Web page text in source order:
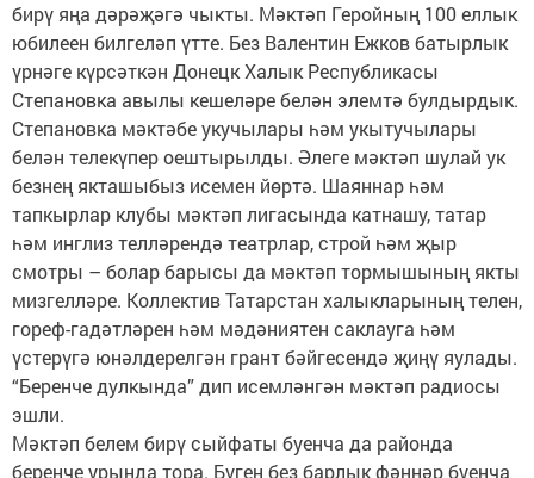
бирү яңа дәрәҗәгә чыкты. Мәктәп Геройның 100 еллык
юбилеен билгеләп үтте. Без Валентин Ежков батырлык
үрнәге күрсәткән Донецк Халык Республикасы
Степановка авылы кешеләре белән элемтә булдырдык.
Степановка мәктәбе укучылары һәм укытучылары
белән телекүпер оештырылды. Әлеге мәктәп шулай ук
безнең якташыбыз исемен йөртә. Шаяннар һәм
тапкырлар клубы мәктәп лигасында катнашу, татар
һәм инглиз телләрендә театрлар, строй һәм җыр
смотры – болар барысы да мәктәп тормышының якты
мизгелләре. Коллектив Татарстан халыкларының телен,
гореф-гадәтләрен һәм мәдәниятен саклауга һәм
үстерүгә юнәлдерелгән грант бәйгесендә җиңү яулады.
“Беренче дулкында” дип исемләнгән мәктәп радиосы
эшли.
Мәктәп белем бирү сыйфаты буенча да районда
беренче урында тора. Бүген без барлык фәннәр буенча